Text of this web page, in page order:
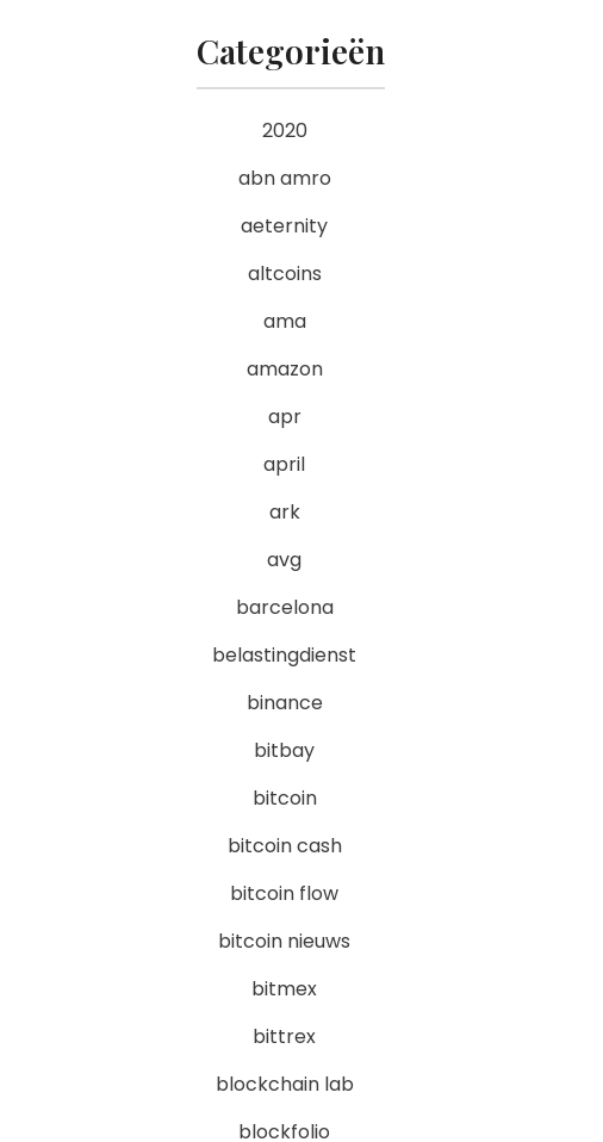
Categorieën
2020
abn amro
aeternity
altcoins
ama
amazon
apr
april
ark
avg
barcelona
belastingdienst
binance
bitbay
bitcoin
bitcoin cash
bitcoin flow
bitcoin nieuws
bitmex
bittrex
blockchain lab
blockfolio